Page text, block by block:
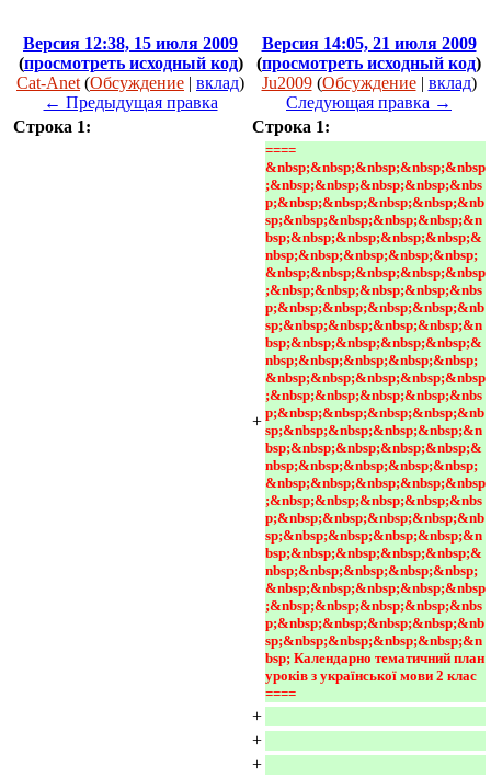
Версия 12:38, 15 июля 2009
(просмотреть исходный код)
Cat-Anet (Обсуждение | вклад)
← Предыдущая правка
Версия 14:05, 21 июля 2009
(просмотреть исходный код)
Ju2009 (Обсуждение| вклад)
Следующая правка →
Строка 1:
Строка 1:
+
====
&nbsp;&nbsp;&nbsp;&nbsp;&nbsp
;&nbsp;&nbsp;&nbsp;&nbsp;&nbs
p;&nbsp;&nbsp;&nbsp;&nbsp;&nb
sp;&nbsp;&nbsp;&nbsp;&nbsp;&n
bsp;&nbsp;&nbsp;&nbsp;&nbsp;&
nbsp;&nbsp;&nbsp;&nbsp;&nbsp;
&nbsp;&nbsp;&nbsp;&nbsp;&nbsp
;&nbsp;&nbsp;&nbsp;&nbsp;&nbs
p;&nbsp;&nbsp;&nbsp;&nbsp;&nb
sp;&nbsp;&nbsp;&nbsp;&nbsp;&n
bsp;&nbsp;&nbsp;&nbsp;&nbsp;&
nbsp;&nbsp;&nbsp;&nbsp;&nbsp;
&nbsp;&nbsp;&nbsp;&nbsp;&nbsp
;&nbsp;&nbsp;&nbsp;&nbsp;&nbs
p;&nbsp;&nbsp;&nbsp;&nbsp;&nb
sp;&nbsp;&nbsp;&nbsp;&nbsp;&n
bsp;&nbsp;&nbsp;&nbsp;&nbsp;&
nbsp;&nbsp;&nbsp;&nbsp;&nbsp;
&nbsp;&nbsp;&nbsp;&nbsp;&nbsp
;&nbsp;&nbsp;&nbsp;&nbsp;&nbs
p;&nbsp;&nbsp;&nbsp;&nbsp;&nb
sp;&nbsp;&nbsp;&nbsp;&nbsp;&n
bsp;&nbsp;&nbsp;&nbsp;&nbsp;&
nbsp;&nbsp;&nbsp;&nbsp;&nbsp;
&nbsp;&nbsp;&nbsp;&nbsp;&nbsp
;&nbsp;&nbsp;&nbsp;&nbsp;&nbs
p;&nbsp;&nbsp;&nbsp;&nbsp;&nb
sp;&nbsp;&nbsp;&nbsp;&nbsp;&n
bsp; Календарно тематичний план
уроків з української мови 2 клас
====
+
+
+